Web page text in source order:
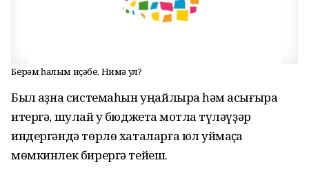
Берҙәм һалым иҫәбе. Нимә ул?
Был ҡаҙна системаһын уңайлыраҡ һәм асығыраҡ
итергә, шулай уҡ бюджетҡа мотлаҡ түләүҙәр
индергәндә төрлө хаталарға юл ҡуймаҫҡа
мөмкинлек бирергә тейеш.